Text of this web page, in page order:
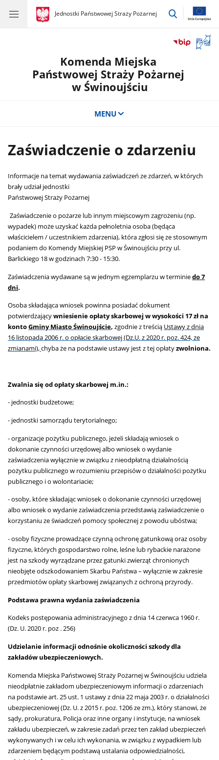
gov.pl
Jednostki Państwowej Straży Pożarnej
gov.pl
Jednostki
przejdź
okno
Komenda Miejska
Państwowej Straży Pożarnej
w Świnoujściu
MENU
Zaświadczenie o zdarzeniu
Informacje na temat wydawania zaświadczeń ze zdarzeń, w których
brały udział jednostki
Państwowej Straży Pożarnej
Zaświadczenie o pożarze lub innym miejscowym zagrożeniu (np.
wypadek) może uzyskać każda pełnoletnia osoba (będąca
właścicielem / uczestnikiem zdarzenia), która zgłosi się ze stosownym
podaniem do Komendy Miejskiej PSP w Świnoujściu przy ul.
Barlickiego 18 w godzinach 7:30 - 15:30.
Zaświadczenia wydawane są w jednym egzemplarzu w terminiedo 7
dni.
Osoba składająca wniosek powinna posiadać dokument
potwierdzającywniesienie opłaty skarbowej w wysokości 17 zł na
kontoGminy Miasto Świnoujście, zgodnie z treścią Ustawy z dnia
16 listopada 2006 r. o opłacie skarbowej (Dz.U. z 2020 r. poz. 424, ze
zmianami),chyba że na podstawie ustawy jest z tej opłatyzwolniona.
Zwalnia się od opłaty skarbowej m.in.:
- jednostki budżetowe;
- jednostki samorządu terytorialnego;
- organizacje pożytku publicznego, jeżeli składają wniosek o
dokonanie czynności urzędowej albo wniosek o wydanie
zaświadczenia wyłącznie w związku z nieodpłatną działalnością
pożytku publicznego w rozumieniu przepisów o działalności pożytku
publicznego i o wolontariacie;
- osoby, które składając wniosek o dokonanie czynności urzędowej
albo wniosek o wydanie zaświadczenia przedstawią zaświadczenie o
korzystaniu ze świadczeń pomocy społecznej z powodu ubóstwa;
- osoby fizyczne prowadzące czynną ochronę gatunkową oraz osoby
fizyczne, których gospodarstwo rolne, leśne lub rybackie narażone
jest na szkody wyrządzane przez gatunki zwierząt chronionych
nieobjęte odszkodowaniem Skarbu Państwa – wyłącznie w zakresie
przedmiotów opłaty skarbowej związanych z ochroną przyrody.
Podstawa prawna wydania zaświadczenia
Kodeks postępowania administracyjnego z dnia 14 czerwca 1960 r.
(Dz. U. 2020 r. poz . 256)
Udzielanie informacji odnośnie okoliczności szkody dla
zakładów ubezpieczeniowych.
Komenda Miejska Państwowej Straży Pożarnej w Świnoujściu udziela
nieodpłatnie zakładom ubezpieczeniowym informacji o zdarzeniach
na podstawie art. 25 ust. 1 ustawy z dnia 22 maja 2003 r. o działalności
ubezpieczeniowej (Dz. U. z 2015 r. poz. 1206 ze zm.), który stanowi, że
sądy, prokuratura, Policja oraz inne organy i instytucje, na wniosek
zakładu ubezpieczeń, w zakresie zadań przez ten zakład ubezpieczeń
wykonywanych i w celu ich wykonania, w związku z wypadkiem lub
zdarzeniem będącym podstawą ustalania odpowiedzialności,